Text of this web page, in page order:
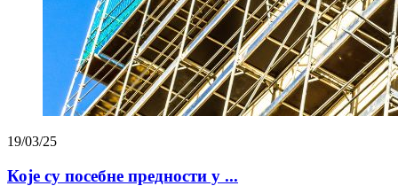
19/03/25
Које су посебне предности у ...